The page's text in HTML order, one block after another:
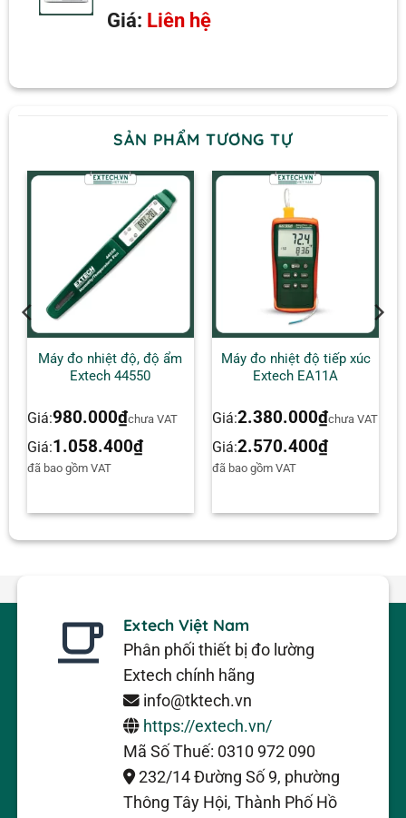
Giá: Liên hệ
SẢN PHẨM TƯƠNG TỰ
Máy đo nhiệt độ, độ ẩm
Extech 44550
Giá:980.000₫chưa VAT
Giá:1.058.400₫
đã bao gồm VAT
Máy đo nhiệt độ tiếp xúc
Extech EA11A
Giá:2.380.000₫chưa VAT
Giá:2.570.400₫
đã bao gồm VAT
Extech Việt Nam
Phân phối thiết bị đo lường
Extech chính hãng
info@tktech.vn
https://extech.vn/
Mã Số Thuế: 0310 972 090
232/14 Đường Số 9, phường
Thông Tây Hội, Thành Phố Hồ